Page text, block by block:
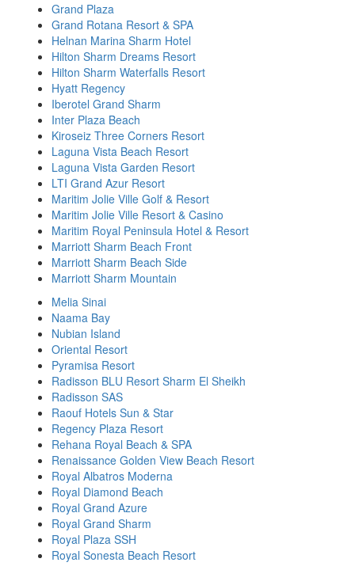
Grand Plaza
Grand Rotana Resort & SPA
Helnan Marina Sharm Hotel
Hilton Sharm Dreams Resort
Hilton Sharm Waterfalls Resort
Hyatt Regency
Iberotel Grand Sharm
Inter Plaza Beach
Kiroseiz Three Corners Resort
Laguna Vista Beach Resort
Laguna Vista Garden Resort
LTI Grand Azur Resort
Maritim Jolie Ville Golf & Resort
Maritim Jolie Ville Resort & Casino
Maritim Royal Peninsula Hotel & Resort
Marriott Sharm Beach Front
Marriott Sharm Beach Side
Marriott Sharm Mountain
Melia Sinai
Naama Bay
Nubian Island
Oriental Resort
Pyramisa Resort
Radisson BLU Resort Sharm El Sheikh
Radisson SAS
Raouf Hotels Sun & Star
Regency Plaza Resort
Rehana Royal Beach & SPA
Renaissance Golden View Beach Resort
Royal Albatros Moderna
Royal Diamond Beach
Royal Grand Azure
Royal Grand Sharm
Royal Plaza SSH
Royal Sonesta Beach Resort